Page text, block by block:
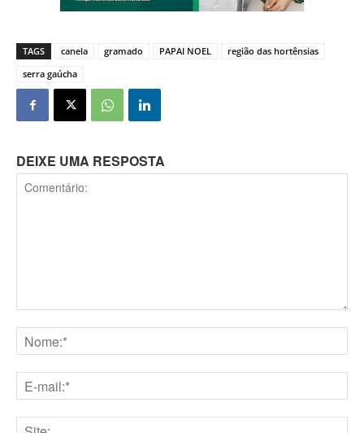
TAGS canela gramado PAPAI NOEL
região das hortênsias
serra gaúcha
DEIXE UMA RESPOSTA
mail:*